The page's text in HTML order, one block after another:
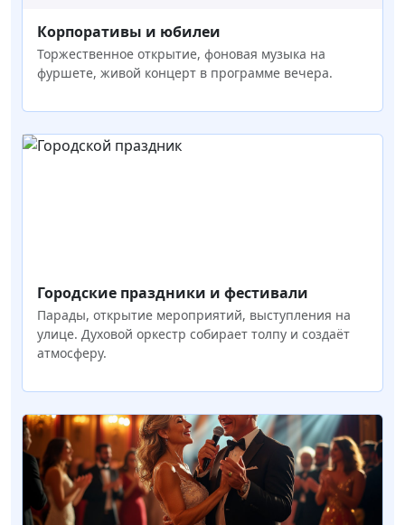
Корпоративы и юбилеи
Торжественное открытие, фоновая музыка на
фуршете, живой концерт в программе вечера.
Городские праздники и фестивали
Парады, открытие мероприятий, выступления на
улице. Духовой оркестр собирает толпу и создаёт
атмосферу.